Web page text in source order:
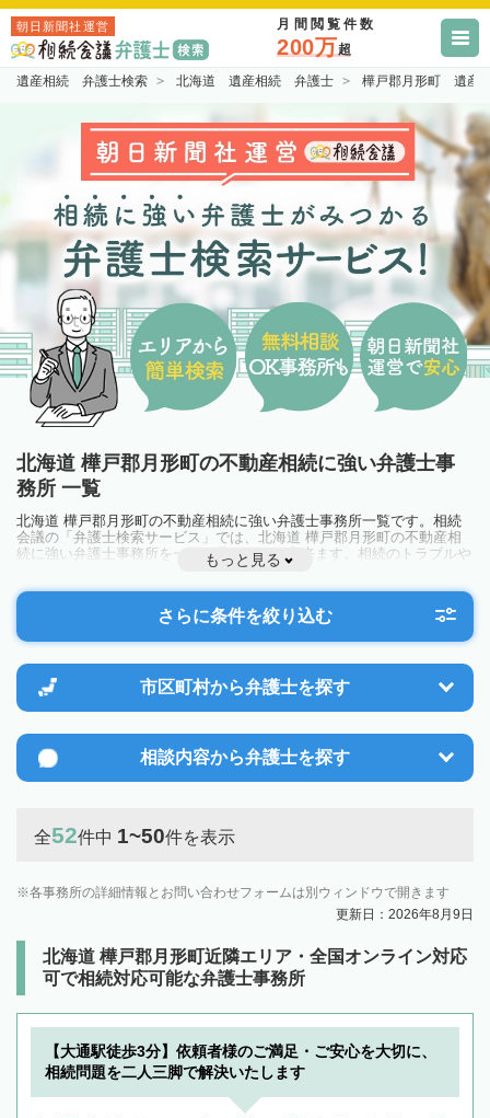
朝日新聞社運営 月間閲覧件数
200万超
遺産相続 弁護士検索 北海道 遺産相続 弁護士 樺戸郡月形町 遺産
北海道 樺戸郡月形町の不動産相続に強い弁護士事
務所 一覧
北海道 樺戸郡月形町の不動産相続に強い弁護士事務所一覧です。相続
会議の「弁護士検索サービス」では、北海道 樺戸郡月形町の不動産相
続に強い弁護士事務所を一覧で見ることが出来ます。相続のトラブルや
お悩みを抱えている方は一度近隣の弁護士に相談してみましょう。
もっと見る
さらに条件を絞り込む
市区町村から弁護士を探す
相談内容から弁護士を探す
全52件中 1~50件を表示
各事務所の詳細情報とお問い合わせフォームは別ウィンドウで開きます
更新日：2026年8月9日
北海道 樺戸郡月形町近隣エリア・全国オンライン対応
可で相続対応可能な弁護士事務所
【大通駅徒歩3分】依頼者様のご満足・ご安心を大切に、
相続問題を二人三脚で解決いたします